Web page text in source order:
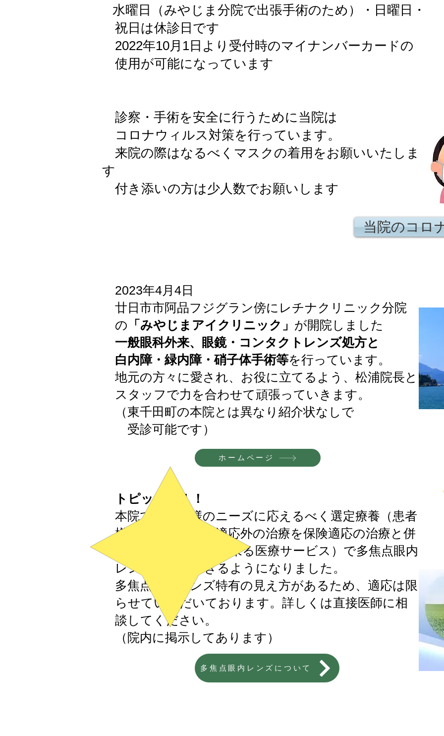
水曜日（みやじま分院で出張手術のため）・日曜日・
祝日は休診日です​
​ 2022年10月1日より受付時のマイナンバーカードの
使用が可能になっています
診察・手術を安全に行うために当院は
コロナウィルス対策を行っています。
来院の際はなるべくマスクの着用をお願いいたしま
す
​ 付き添いの方は少人数でお願いします
当院のコロ
2023年4月4日
廿日市市阿品フジグラン傍にレチナクリニック分院
の 「みやじまアイクリニック」 が開院しました
一般眼科外来、眼鏡・コンタクトレンズ処方と
白内障・緑内障・硝子体手術等を行っています。
地元の方々に愛され、お役に立てるよう、松浦院長と
スタッフで力を合わせて頑張っていきます。
​（東千田町の本院とは異なり紹介状なしで
受診可能です）
トピックス！！
本院でも患者様のニーズに応えるべく選定療養（患者
様が希望して保険適応外の治療を保険適応の治療と併
せて受けることが出来る医療サービス）で多焦点眼内
レンズが挿入できるようになりました。
多焦点眼内レンズ特有の見え方があるため、適応は限
らせていただいております。詳しくは直接医師に相
談してください。
​（院内に掲示してあります）
ホームページ
多焦点眼内レンズについて